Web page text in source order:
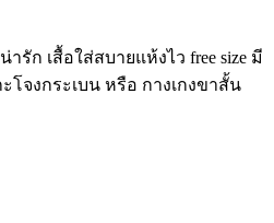
รัก เสื้อใส่สบายแห้งไว free size มี
จงกระเบน หรือ กางเกงขาสั้น